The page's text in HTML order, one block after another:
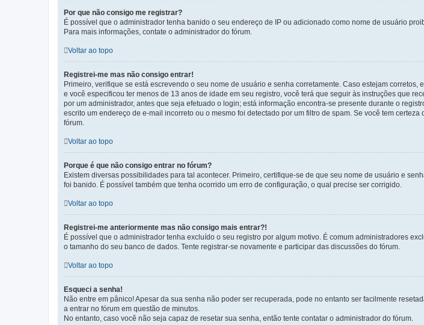
Por que não consigo me registrar?
É possível que o administrador tenha banido o seu endereço de IP ou adicionado como nome de usuário
Para mais informações, contate o administrador do fórum.
Voltar ao topo
Registrei-me mas não consigo entrar!
Primeiro, verifique se está escrevendo o seu nome de usuário e senha corretamente. Caso estejam
e você especificou ter menos de 13 anos de idade em seu registro, você terá que seguir às instruções que
por um administrador, antes que seja efetuado o login; está informação encontra-se presente durante o
escrito um endereço de e-mail incorreto ou o mesmo foi detectado por um filtro de spam. Se você tem
fórum.
Voltar ao topo
Porque é que não consigo entrar no fórum?
Existem diversas possibilidades para tal acontecer. Primeiro, certifique-se de que seu nome de usuário e
foi banido. É possível também que tenha ocorrido um erro de configuração, o qual precise ser corrigido.
Voltar ao topo
Registrei-me anteriormente mas não consigo mais entrar?!
É possível que o administrador tenha excluído o seu registro por algum motivo. É comum administradores
o tamanho do seu banco de dados. Tente registrar-se novamente e participar das discussões do fórum.
Voltar ao topo
Esqueci a senha!
Não entre em pânico! Apesar da sua senha não poder ser recuperada, pode no entanto ser facilmente
a entrar no fórum em questão de minutos.
No entanto, caso você não seja capaz de resetar sua senha, então tente contatar o administrador do fórum.